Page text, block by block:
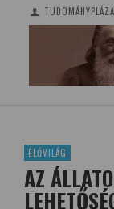
TUDOMÁNYPLÁZA
ÉLŐVILÁG
AZ